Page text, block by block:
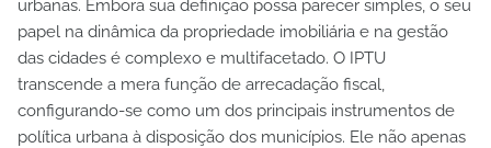
urbanas. Embora sua definição possa parecer simples, o seu
papel na dinâmica da propriedade imobiliária e na gestão
das cidades é complexo e multifacetado. O IPTU
transcende a mera função de arrecadação fiscal,
configurando-se como um dos principais instrumentos de
política urbana à disposição dos municípios. Ele não apenas